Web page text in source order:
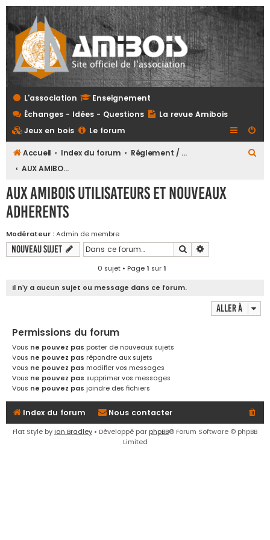
L'association
Enseignement
Échanges - Idées - Questions
La revue Amibois
Jeux en bois
Le forum
Accueil Index du forum
Réglement / A propos du forum /Tutoriel depôt de fichiers
AUX AMIBOIS UTILISATEURS ET NOUVEAUX ADHERENTS
AUX AMIBOIS UTILISATEURS ET NOUVEAUX
ADHERENTS
Modérateur :Admin de membre
Nouveau sujet Rechercher
0 sujet • Page1 sur1
Il n’y a aucun sujet ou message dans ce forum.
Aller à
Permissions du forum
Vous ne pouvez pas poster de nouveaux sujets
Vous ne pouvez pas répondre aux sujets
Vous ne pouvez pas modifier vos messages
Vous ne pouvez pas supprimer vos messages
Vous ne pouvez pas joindre des fichiers
Index du forum Nous contacter
Flat Style by Ian Bradley • Développé par phpBB® Forum Software © phpBB
Limited